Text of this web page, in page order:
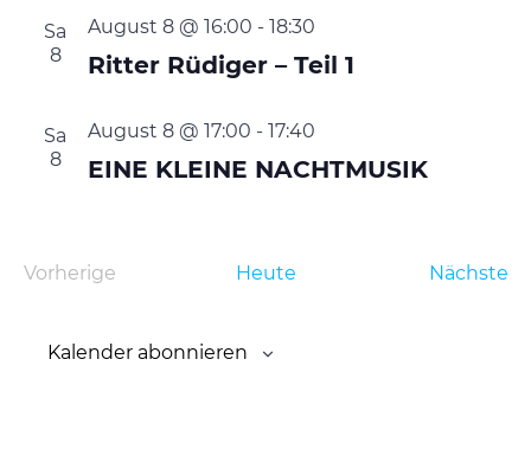
Sa
8
Ritter Rüdiger – Teil 1
August 8 @ 16:00 - 18:30
Sa
8
EINE KLEINE NACHTMUSIK
August 8 @ 17:00 - 17:40
Vorherige
Veranstaltungen
Heute Nächste
Kalender abonnieren